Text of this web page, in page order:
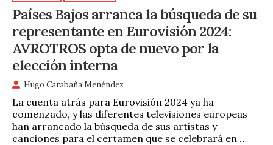
Países Bajos arranca la búsqueda de su
representante en Eurovisión 2024:
AVROTROS opta de nuevo por la
elección interna
Hugo Carabaña Menéndez
La cuenta atrás para Eurovisión 2024 ya ha
comenzado, y las diferentes televisiones europeas
han arrancado la búsqueda de sus artistas y
canciones para el certamen que se celebrará en …